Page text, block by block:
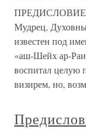
ПРЕДИСЛОВИЕ
Мудрец,
известен под
«аш-Шейх ар-
воспитал целую
визирем, но,